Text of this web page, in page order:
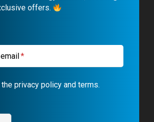
r
m
offers.
privacy policy and terms.